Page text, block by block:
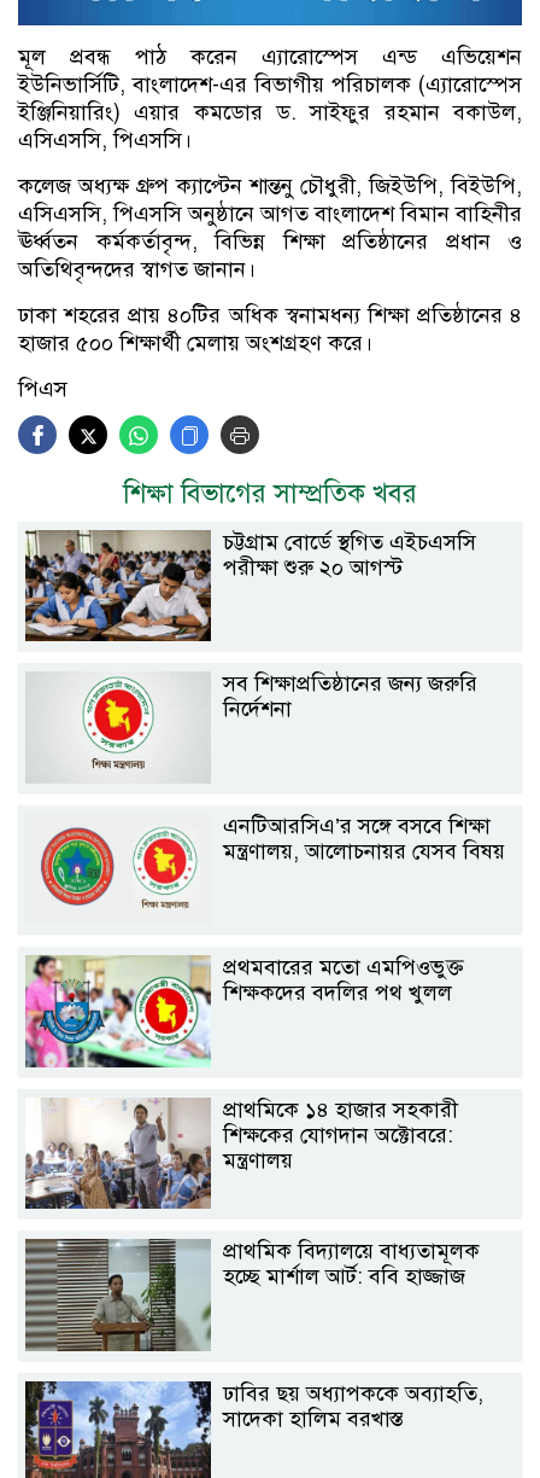
মূল প্রবন্ধ পাঠ করেন এ্যারোস্পেস এন্ড এভিয়েশন
ইউনিভার্সিটি, বাংলাদেশ-এর বিভাগীয় পরিচালক (এ্যারোস্পেস
ইঞ্জিনিয়ারিং) এয়ার কমডোর ড. সাইফুর রহমান বকাউল,
এসিএসসি, পিএসসি।
কলেজ অধ্যক্ষ গ্রুপ ক্যাপ্টেন শান্তনু চৌধুরী, জিইউপি, বিইউপি,
এসিএসসি, পিএসসি অনুষ্ঠানে আগত বাংলাদেশ বিমান বাহিনীর
ঊর্ধ্বতন কর্মকর্তাবৃন্দ, বিভিন্ন শিক্ষা প্রতিষ্ঠানের প্রধান ও
অতিথিবৃন্দদের স্বাগত জানান।
ঢাকা শহরের প্রায় ৪০টির অধিক স্বনামধন্য শিক্ষা প্রতিষ্ঠানের ৪
হাজার ৫০০ শিক্ষার্থী মেলায় অংশগ্রহণ করে।
পিএস
শিক্ষা বিভাগের সাম্প্রতিক খবর
চট্টগ্রাম বোর্ডে স্থগিত এইচএসসি
পরীক্ষা শুরু ২০ আগস্ট
সব শিক্ষাপ্রতিষ্ঠানের জন্য জরুরি
নির্দেশনা
এনটিআরসিএ’র সঙ্গে বসবে শিক্ষা
মন্ত্রণালয়, আলোচনায়র যেসব বিষয়
প্রথমবারের মতো এমপিওভুক্ত
শিক্ষকদের বদলির পথ খুলল
প্রাথমিকে ১৪ হাজার সহকারী
শিক্ষকের যোগদান অক্টোবরে:
মন্ত্রণালয়
প্রাথমিক বিদ্যালয়ে বাধ্যতামূলক
হচ্ছে মার্শাল আর্ট: ববি হাজ্জাজ
ঢাবির ছয় অধ্যাপককে অব্যাহতি,
সাদেকা হালিম বরখাস্ত